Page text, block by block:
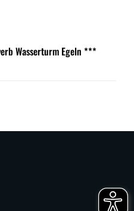
Wasserturm Egeln ***